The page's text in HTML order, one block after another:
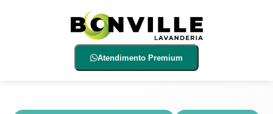
Atendimento Premium